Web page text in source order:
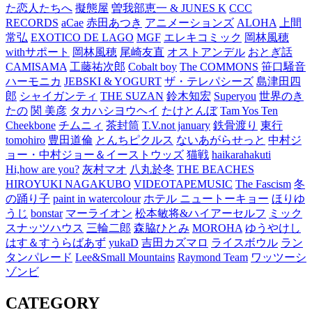
た恋人たちへ 擬態屋 曽我部恵一 & JUNES K CCC
RECORDS aCae 赤田あつき アニメーションズ ALOHA
上間
常弘 EXOTICO DE LAGO MGF エレキコミック 岡林風穂
withサポート 岡林風穂 尾崎友直 オストアンデル おとぎ話
CAMISAMA 工藤祐次郎 Cobalt boy The COMMONS 笹口騒音
ハーモニカ JEBSKI & YOGURT ザ・テレパシーズ 島津田四
郎 シャイガンティ THE SUZAN 鈴木知宏 Superyou 世界のき
たの 関 美彦 タカハシヨウヘイ たけとんぼ Tam Yos Ten
Cheekbone チムニィ 茶封筒 T.V.not january 鉄骨渡り 東行
tomohiro 豊田道倫 とんちピクルス ないあがらせっと 中村ジ
ョー・中村ジョー＆イーストウッズ 猫戦 haikarahakuti
Hi,how are you? 灰村マオ 八丸於冬 THE BEACHES
HIROYUKI NAGAKUBO VIDEOTAPEMUSIC The Fascism 冬
の踊り子 paint in watercolour ホテル ニュートーキョー ほりゆ
うじ bonstar マーライオン 松本敏将&ハイアーセルフ ミック
スナッツハウス 三輪二郎 森脇ひとみ MOROHA ゆうやけし
はす＆すうらばあず yukaD 吉田カズマロ ライスボウル ラン
タンパレード Lee&Small Mountains Raymond Team ワッツーシ
ゾンビ
CATEGORY